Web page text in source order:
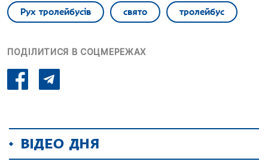
Рух тролейбусів свято тролейбус
ПОДІЛИТИСЯ В СОЦМЕРЕЖАХ
ВІДЕО ДНЯ